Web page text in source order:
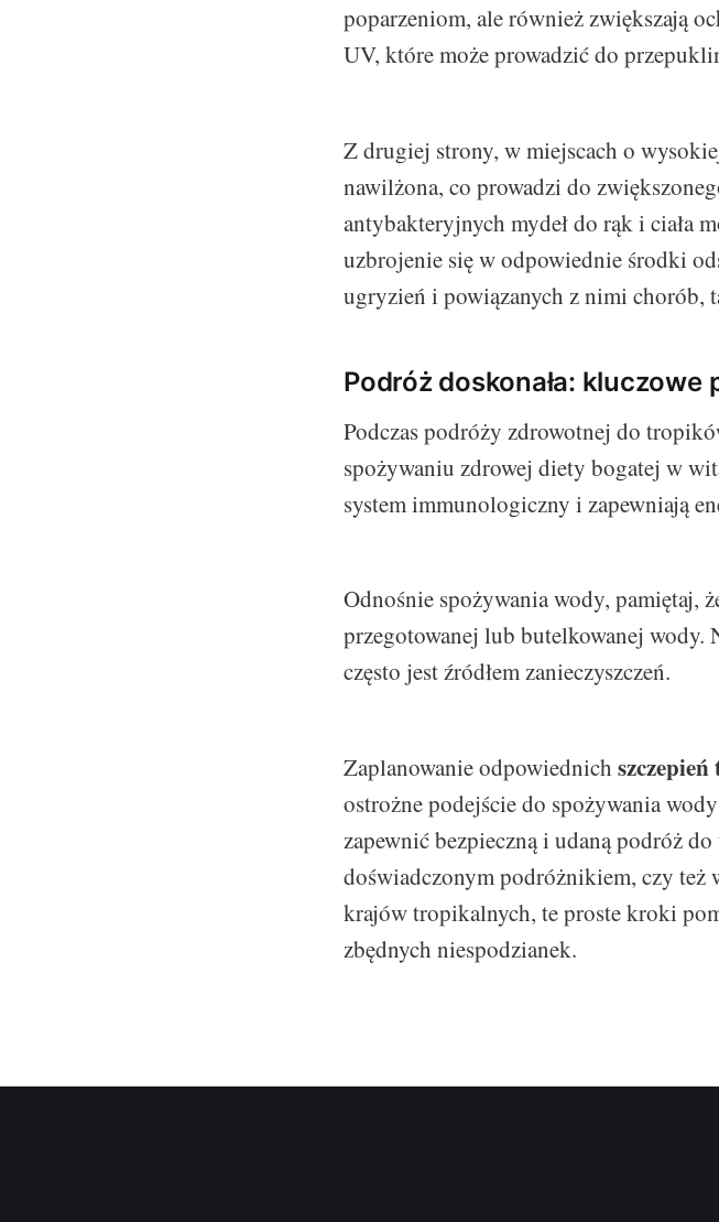
poparzeniom, ale również zwiększają
UV, które może prowadzić do
Z drugiej strony, w miejscach o
nawilżona, co prowadzi do
antybakteryjnych mydeł do rąk i ciała
uzbrojenie się w odpowiednie środki
ugryzień i powiązanych z nimi chorób,
Podróż doskonała:
Podczas podróży zdrowotnej do
spożywaniu zdrowej diety bogatej w
system immunologiczny i zapewniają
Odnośnie spożywania wody, pamiętaj,
przegotowanej lub butelkowanej
często jest źródłem zanieczyszczeń.
Zaplanowanie odpowiednich
ostrożne podejście do spożywania
zapewnić bezpieczną i udaną podróż
doświadczonym podróżnikiem, czy też
krajów tropikalnych, te proste kroki
zbędnych niespodzianek.